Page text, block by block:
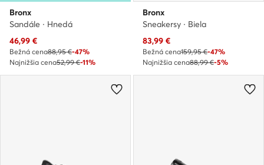
Bronx
Sandále · Hnedá
Aktuálna cena
46,99 €
Bežná cena88,95 €-47%
Najnižšia cena52,99 €-11%
Bronx
Sneakersy · Biela
Aktuálna cena
83,99 €
Bežná cena159,95 €-47%
Najnižšia cena88,99 €-5%